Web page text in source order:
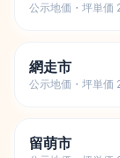
公示地価・坪単価
網走市
公示地価・坪単価
留萌市